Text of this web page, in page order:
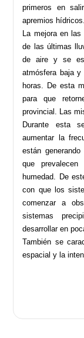
primeros en
apremios hídricos.
La mejora en
de las últimas
de aire y se
atmósfera baja y
horas. De esta
para que
provincial. Las
Durante esta
aumentar la
están
que prevalecen
humedad. De
con que los
comenzar a
sistemas
desarrollar en
También se
espacial y la